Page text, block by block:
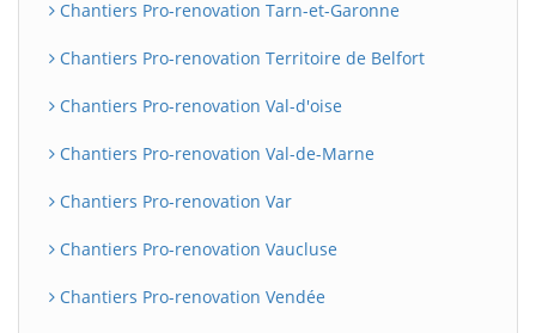
Chantiers Pro-renovation Tarn-et-Garonne
Chantiers Pro-renovation Territoire de Belfort
Chantiers Pro-renovation Val-d'oise
Chantiers Pro-renovation Val-de-Marne
Chantiers Pro-renovation Var
Chantiers Pro-renovation Vaucluse
Chantiers Pro-renovation Vendée